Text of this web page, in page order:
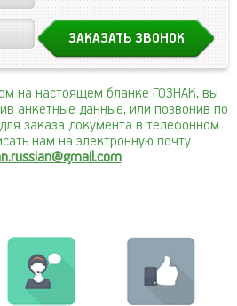
на настоящем бланке ГОЗНАК, вы
анкетные данные, или позвонив по
заказа документа в телефонном
нам на электронную почту